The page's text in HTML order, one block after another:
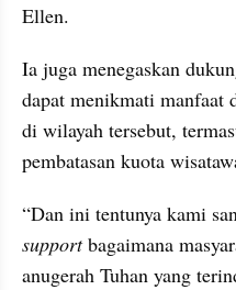
Ellen.
Ia juga menegaskan
dapat menikmati manfaat
di wilayah tersebut,
pembatasan kuota
“Dan ini tentunya kami
support bagaimana
anugerah Tuhan yang